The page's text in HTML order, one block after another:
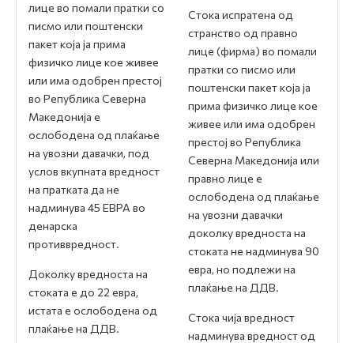
лице во помали пратки со
писмо или поштенски
пакет која ја прима
физичко лице кое живее
или има одобрен престој
во Република Северна
Македонија е
ослободена од плаќање
на увозни давачки, под
услов вкупната вредност
на пратката да не
надминува 45 ЕВРА во
денарска
противвредност.
Доколку вредноста на
стоката е дo 22 евра,
истата е ослободена од
плаќање на ДДВ.
Стока испратена од
странство од правно
лице (фирма) во помали
пратки со писмо или
поштенски пакет која ја
прима физичко лице кое
живее или има одобрен
престој во Република
Северна Македонија или
правно лице е
ослободена од плаќање
на увозни давачки
доколку вредноста на
стоката не надминува 90
евра, но подлежи на
плаќање на ДДВ.
Стока чија вредност
надминува вредност од